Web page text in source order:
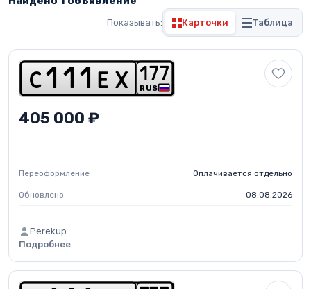
Показывать: Карточки Таблица
c 1 1 1 e x RUS
1 7 7
405 000 ₽
Переоформление Оплачивается отдельно
Обновлено 08.08.2026
Perekup
Подробнее